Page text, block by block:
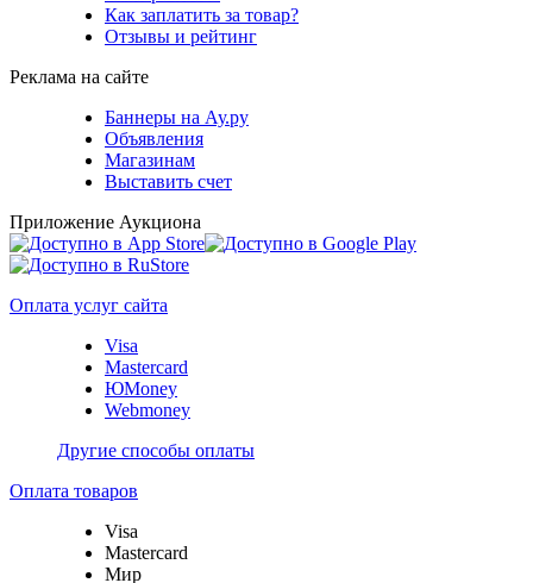
Как заплатить за товар?
Отзывы и рейтинг
Реклама на сайте
Баннеры на Ау.ру
Объявления
Магазинам
Выставить счет
Приложение Аукциона
Оплата услуг сайта
Visa
Mastercard
ЮMoney
Webmoney
Другие способы оплаты
Оплата товаров
Visa
Mastercard
Мир